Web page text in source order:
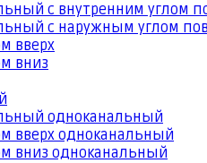
с внутренним углом
с наружным углом
вверх
вниз
одноканальный
вверх одноканальный
вниз одноканальный